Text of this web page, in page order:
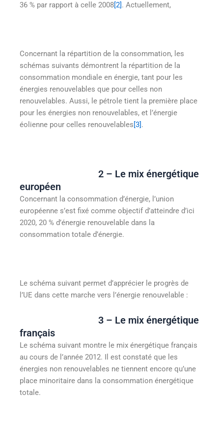
36 % par rapport à celle 2008[2]. Actuellement,
Concernant la répartition de la consommation, les
schémas suivants démontrent la répartition de la
consommation mondiale en énergie, tant pour les
énergies renouvelables que pour celles non
renouvelables. Aussi, le pétrole tient la première place
pour les énergies non renouvelables, et l’énergie
éolienne pour celles renouvelables [3] .
2 – Le mix énergétique
européen
Concernant la consommation d’énergie, l’union
européenne s’est fixé comme objectif d’atteindre d’ici
2020, 20 % d’énergie renouvelable dans la
consommation totale d’énergie.
Le schéma suivant permet d’apprécier le progrès de
l’UE dans cette marche vers l’énergie renouvelable :
3 – Le mix énergétique
français
Le schéma suivant montre le mix énergétique français
au cours de l’année 2012. Il est constaté que les
énergies non renouvelables ne tiennent encore qu’une
place minoritaire dans la consommation énergétique
totale.